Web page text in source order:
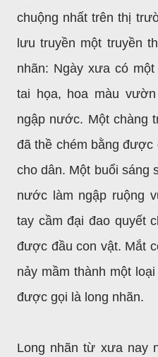
chuộng nhất trên thị
lưu truyền một truyền
nhãn: Ngày xưa có
tai họa, hoa màu
ngập nước. Một chàng
đã thề chém bằng
cho dân. Một buổi sáng
nước làm ngập ruộng
tay cầm đại đao quyết
được đầu con vật. Mắt
nảy mầm thành một
được gọi là long nhãn.
Long nhãn từ xưa nay